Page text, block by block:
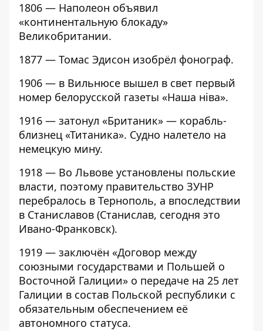
1806 — Наполеон объявил
«континентальную блокаду»
Великобритании.
1877 — Томас Эдисон изобрёл фонограф.
1906 — в Вильнюсе вышел в свет первый
номер белорусской газеты «Наша ніва».
1916 — затонул «Британик» — корабль-
близнец «Титаника». Судно налетело на
немецкую мину.
1918 — Во Львове установлены польские
власти, поэтому правительство ЗУНР
перебралось в Тернополь, а впоследствии
в Станиславов (Станислав, сегодня это
Ивано-Франковск).
1919 — заключён «Договор между
союзными государствами и Польшей о
Восточной Галиции» о передаче на 25 лет
Галиции в состав Польской республики с
обязательным обеспечением её
автономного статуса.